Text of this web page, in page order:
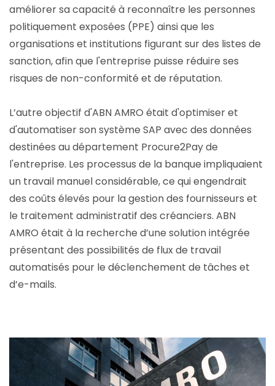
améliorer sa capacité à reconnaître les personnes
politiquement exposées (PPE) ainsi que les
organisations et institutions figurant sur des listes de
sanction, afin que l'entreprise puisse réduire ses
risques de non-conformité et de réputation.
L’autre objectif d'ABN AMRO était d'optimiser et
d'automatiser son système SAP avec des données
destinées au département Procure2Pay de
l'entreprise. Les processus de la banque impliquaient
un travail manuel considérable, ce qui engendrait
des coûts élevés pour la gestion des fournisseurs et
le traitement administratif des créanciers. ABN
AMRO était à la recherche d’une solution intégrée
présentant des possibilités de flux de travail
automatisés pour le déclenchement de tâches et
d’e-mails.